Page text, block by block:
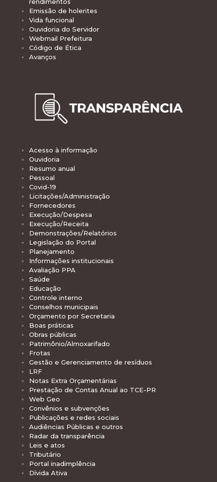
Emissão de holerites
Vida funcional
Ouvidoria do Servidor
Webmail Prefeitura
Código de Ética
Avanços
Acesso à informação
Ouvidoria
Resumo anual
Pessoal
Covid-19
Licitações/Administração
Fornecedores
Execução/Despesa
Execução/Receita
Demonstrações/Relatórios
Legislação do Portal
Planejamento
Informações institucionais
Avaliação PPA
Saúde
Educação
Controle interno
Conselhos municipais
Orçamento por Secretaria
Boas práticas
Obras públicas
Patrimônio/Almoxarifado
Frotas
Gestão e Gerenciamento de resíduos
LRF
Notas Extra Orçamentárias
Prestação de Contas Anual ao TCE-PR
Web Geo
Convênios e subvenções
Publicações e redes sociais
Audiências Públicas e outros
Radar da transparência
Leis e atos
Tributário
Portal inadimplência
Dívida Ativa